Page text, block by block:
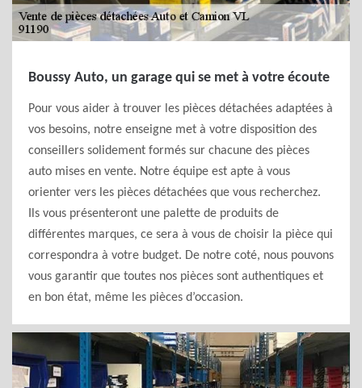
Boussy Auto, un garage qui se met à votre écoute
Pour vous aider à trouver les pièces détachées adaptées à
vos besoins, notre enseigne met à votre disposition des
conseillers solidement formés sur chacune des pièces
auto mises en vente. Notre équipe est apte à vous
orienter vers les pièces détachées que vous recherchez.
Ils vous présenteront une palette de produits de
différentes marques, ce sera à vous de choisir la pièce qui
correspondra à votre budget. De notre coté, nous pouvons
vous garantir que toutes nos pièces sont authentiques et
en bon état, même les pièces d’occasion.